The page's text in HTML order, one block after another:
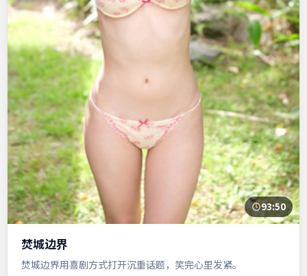
93:50
焚城边界
焚城边界用喜剧方式打开沉重话题，笑完心里发紧。